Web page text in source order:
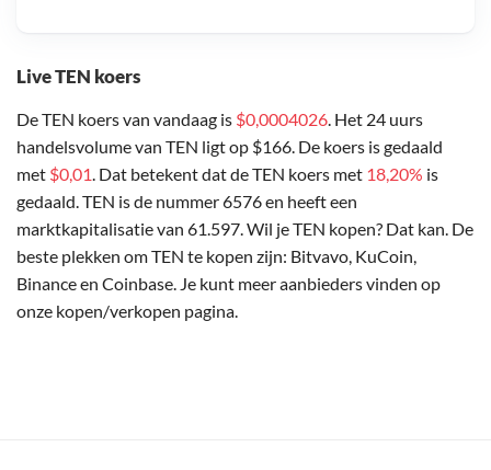
Live TEN koers
De TEN koers van vandaag is $0,0004026. Het 24 uurs
handelsvolume van TEN ligt op $166. De koers is gedaald
met $0,01. Dat betekent dat de TEN koers met 18,20% is
gedaald. TEN is de nummer 6576 en heeft een
marktkapitalisatie van 61.597. Wil je TEN kopen? Dat kan. De
beste plekken om TEN te kopen zijn: Bitvavo, KuCoin,
Binance en Coinbase. Je kunt meer aanbieders vinden op
onze kopen/verkopen pagina.